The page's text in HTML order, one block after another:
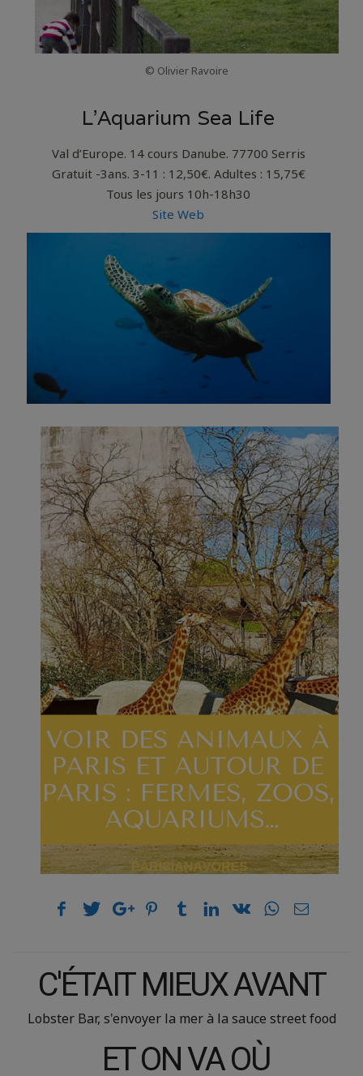
© Olivier Ravoire
L’Aquarium Sea Life
Val d’Europe. 14 cours Danube. 77700 Serris
Gratuit -3ans. 3-11 : 12,50€. Adultes : 15,75€
Tous les jours 10h-18h30
Site Web
C'ÉTAIT MIEUX AVANT
Lobster Bar, s'envoyer la mer à la sauce street food
ET ON VA OÙ